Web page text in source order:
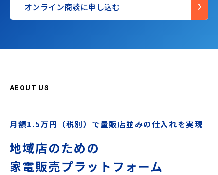
オンライン商談に申し込む
ABOUT US
月額1.5万円（税別）で量販店並みの仕入れを実現
地域店のための
家電販売プラットフォーム